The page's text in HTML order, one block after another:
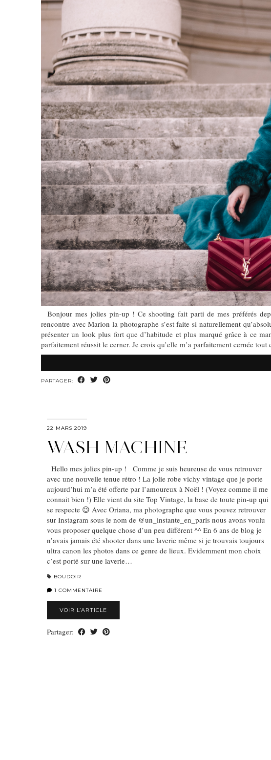
Bonjour mes jolies pin-up ! Ce shooting fait parti de mes préférés
rencontre avec Marion la photographe s’est faite si naturellement
présenter un look plus fort que d’habitude et plus marqué grâce à ce
parfaitement réussit le cerner. Je crois qu’elle m’a parfaitement cernée
PARTAGER:
22 MARS 2019
WASH MACHINE
Hello mes jolies pin-up ! Comme je suis heureuse de vous retrouver
avec une nouvelle tenue rétro ! La jolie robe vichy vintage que je porte
aujourd’hui m’a été offerte par l’amoureux à Noël ! (Voyez comme il me
connait bien !) Elle vient du site Top Vintage, la base de toute pin-up qui
se respecte 😉 Avec Oriana, ma photographe que vous pouvez retrouver
sur Instagram sous le nom de @un_instante_en_paris nous avons voulu
vous proposer quelque chose d’un peu différent ^^ En 6 ans de blog je
n’avais jamais été shooter dans une laverie même si je trouvais toujours
ultra canon les photos dans ce genre de lieux. Evidemment mon choix
c’est porté sur une laverie…
BOUDOIR
1 COMMENTAIRE
VOIR L’ARTICLE
Partager: